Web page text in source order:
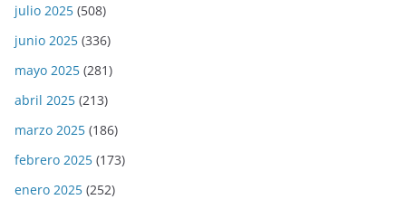
julio 2025 (508)
junio 2025 (336)
mayo 2025 (281)
abril 2025 (213)
marzo 2025 (186)
febrero 2025 (173)
enero 2025 (252)